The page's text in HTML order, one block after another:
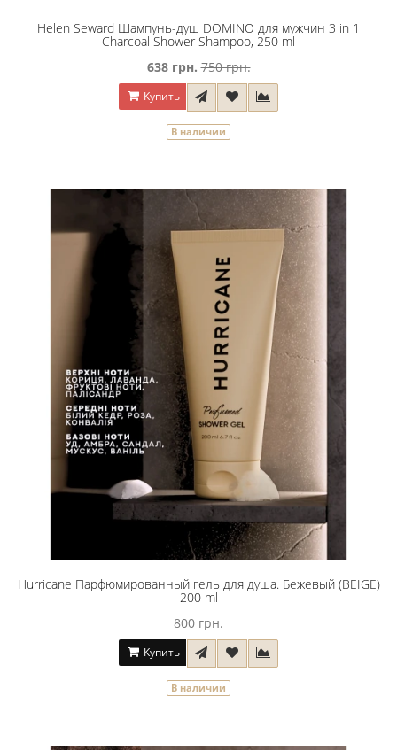
Helen Seward Шампунь-душ DOMINO для мужчин 3 in 1
Charcoal Shower Shampoo, 250 ml
638 грн. 750 грн.
Купить
В наличии
Hurricane Парфюмированный гель для душа. Бежевый (BEIGE)
200 ml
800 грн.
Купить
В наличии